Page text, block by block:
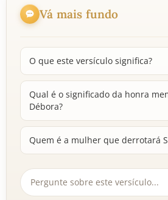
Vá mais fundo
O que este versículo significa?
Qual é o significado da honra
Débora?
Quem é a mulher que derrotará